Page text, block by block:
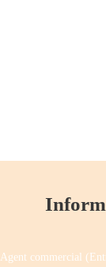
Agent commercial